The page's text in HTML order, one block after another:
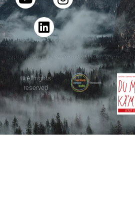
© All rights
reserved